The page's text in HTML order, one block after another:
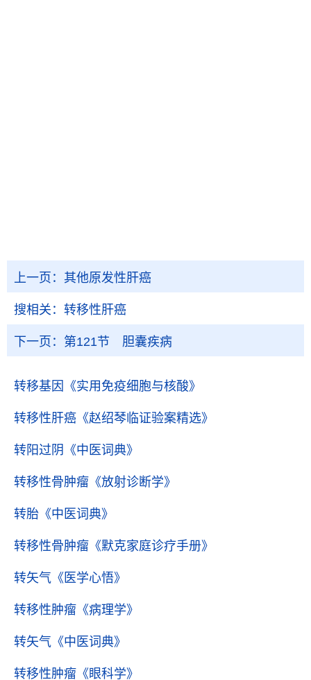
上一页： 其他原发性肝癌
搜相关： 转移性肝癌
下一页： 第121节 胆囊疾病
转移基因 《实用免疫细胞与核酸》
转移性肝癌 《赵绍琴临证验案精选》
转阳过阴 《中医词典》
转移性骨肿瘤 《放射诊断学》
转胎 《中医词典》
转移性骨肿瘤 《默克家庭诊疗手册》
转矢气 《医学心悟》
转移性肿瘤 《病理学》
转矢气 《中医词典》
转移性肿瘤 《眼科学》